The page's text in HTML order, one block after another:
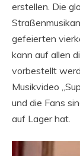
erstellen. Die
gefeierten
kann auf allen
vorbestellt
Musikvideo
und die Fans
auf Lager hat.